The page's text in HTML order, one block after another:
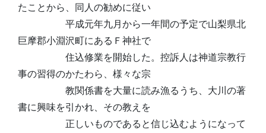
たことから、同人の勧めに従い
平成元年九月から一年間の予定で山梨県北
巨摩郡小淵沢町にあるＦ神社で
住込修業を開始した。控訴人は神道宗教行
事の習得のかたわら、様々な宗
教関係書を大量に読み漁るうち、大川の著
書に興味を引かれ、その教えを
正しいものであると信じ込むようになって